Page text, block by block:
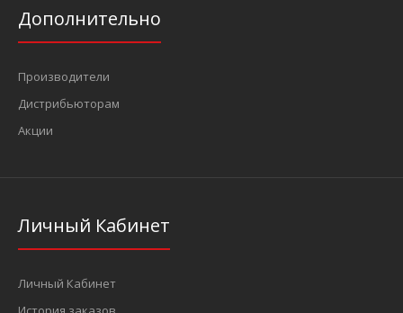
Дополнительно
Производители
Дистрибьюторам
Акции
Личный Кабинет
Личный Кабинет